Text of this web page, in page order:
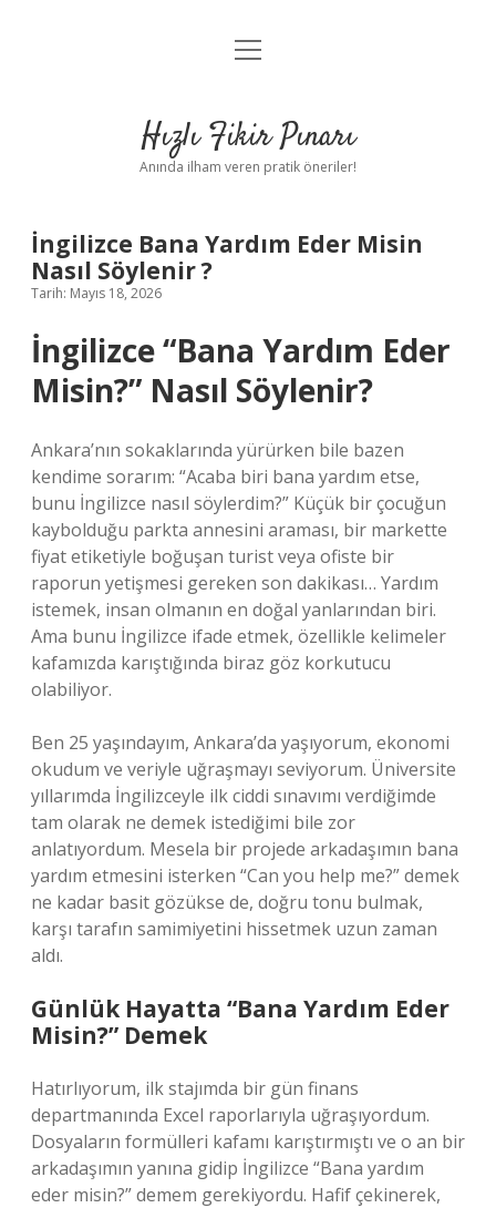
Anasayfa
Yasal Uyarı
menüyü
Hızlı Fikir Pınarı
Anında ilham veren pratik öneriler!
İngilizce Bana Yardım Eder Misin
Nasıl Söylenir ?
Tarih: Mayıs 18, 2026
İngilizce “Bana Yardım Eder
Misin?” Nasıl Söylenir?
Ankara’nın sokaklarında yürürken bile bazen
kendime sorarım: “Acaba biri bana yardım etse,
bunu İngilizce nasıl söylerdim?” Küçük bir çocuğun
kaybolduğu parkta annesini araması, bir markette
fiyat etiketiyle boğuşan turist veya ofiste bir
raporun yetişmesi gereken son dakikası… Yardım
istemek, insan olmanın en doğal yanlarından biri.
Ama bunu İngilizce ifade etmek, özellikle kelimeler
kafamızda karıştığında biraz göz korkutucu
olabiliyor.
Ben 25 yaşındayım, Ankara’da yaşıyorum, ekonomi
okudum ve veriyle uğraşmayı seviyorum. Üniversite
yıllarımda İngilizceyle ilk ciddi sınavımı verdiğimde
tam olarak ne demek istediğimi bile zor
anlatıyordum. Mesela bir projede arkadaşımın bana
yardım etmesini isterken “Can you help me?” demek
ne kadar basit gözükse de, doğru tonu bulmak,
karşı tarafın samimiyetini hissetmek uzun zaman
aldı.
Günlük Hayatta “Bana Yardım Eder
Misin?” Demek
Hatırlıyorum, ilk stajımda bir gün finans
departmanında Excel raporlarıyla uğraşıyordum.
Dosyaların formülleri kafamı karıştırmıştı ve o an bir
arkadaşımın yanına gidip İngilizce “Bana yardım
eder misin?” demem gerekiyordu. Hafif çekinerek,